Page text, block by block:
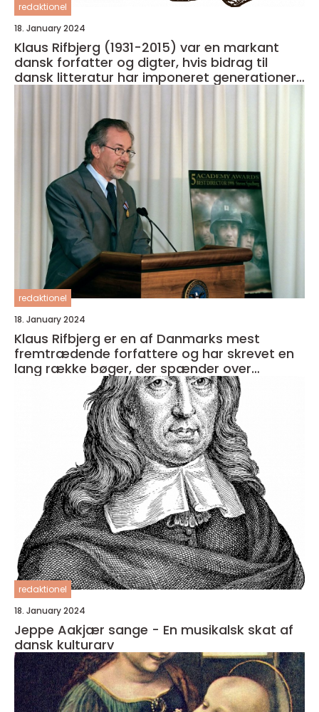
redaktionel
18. January 2024
Klaus Rifbjerg (1931-2015) var en markant
dansk forfatter og digter, hvis bidrag til
dansk litteratur har imponeret generationer
redaktionel
18. January 2024
Klaus Rifbjerg er en af Danmarks mest
fremtrædende forfattere og har skrevet en
lang række bøger, der spænder over
forskellige genrer og temaer
redaktionel
18. January 2024
Jeppe Aakjær sange - En musikalsk skat af
dansk kulturarv